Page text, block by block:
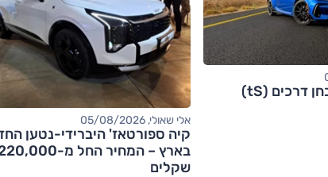
אלי שאולי, 05/08/2026
קיה ספורטאז' היברידי-נטען
בארץ – המחיר החל מ-
שקלים